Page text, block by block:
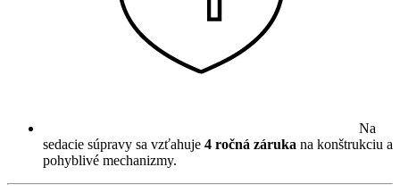
Na
sedacie súpravy sa vzťahuje 4 ročná záruka na konštrukciu a
pohyblivé mechanizmy.